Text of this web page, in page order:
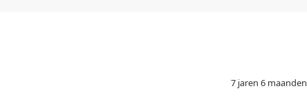
7 jaren 6 maanden